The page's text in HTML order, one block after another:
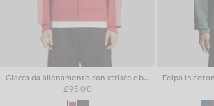
Giacca da allenamento con strisce e bordature
£95.00